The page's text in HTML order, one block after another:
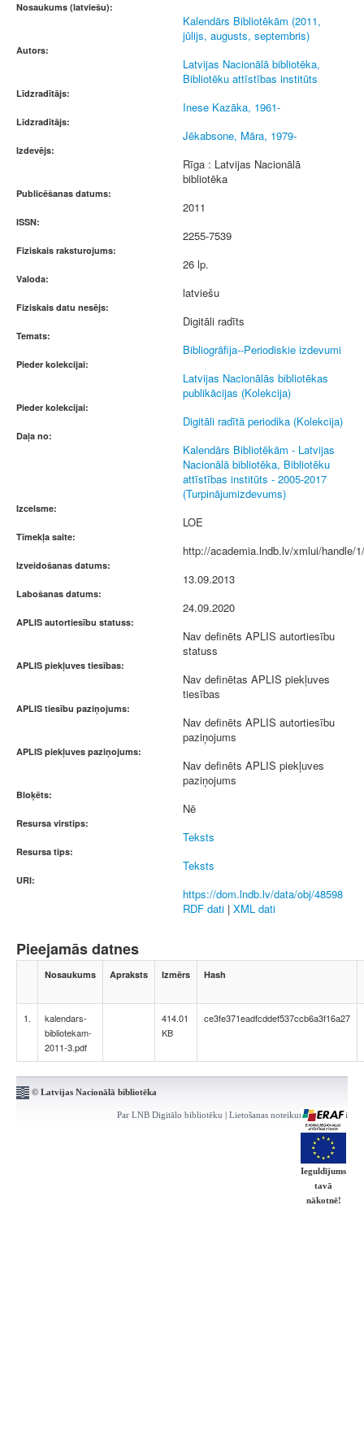
Nosaukums (latviešu):
Kalendārs Bibliotēkām (2011,
jūlijs, augusts, septembris)
Autors:
Latvijas Nacionālā bibliotēka,
Bibliotēku attīstības institūts
Līdzradītājs:
Inese Kazāka, 1961-
Līdzradītājs:
Jēkabsone, Māra, 1979-
Izdevējs:
Rīga : Latvijas Nacionālā
bibliotēka
Publicēšanas datums:
2011
ISSN:
2255-7539
Fiziskais raksturojums:
26 lp.
Valoda:
latviešu
Fiziskais datu nesējs:
Digitāli radīts
Temats:
Bibliogrāfija--Periodiskie izdevumi
Pieder kolekcijai:
Latvijas Nacionālās bibliotēkas
publikācijas (Kolekcija)
Pieder kolekcijai:
Digitāli radītā periodika (Kolekcija)
Daļa no:
Kalendārs Bibliotēkām - Latvijas
Nacionālā bibliotēka, Bibliotēku
attīstības institūts - 2005-2017
(Turpinājumizdevums)
Izcelsme:
LOE
Tīmekļa saite:
http://academia.lndb.lv/xmlui/handle/
Izveidošanas datums:
13.09.2013
Labošanas datums:
24.09.2020
APLIS autortiesību statuss:
Nav definēts APLIS autortiesību
statuss
APLIS piekļuves tiesības:
Nav definētas APLIS piekļuves
tiesības
APLIS tiesību paziņojums:
Nav definēts APLIS autortiesību
paziņojums
APLIS piekļuves paziņojums:
Nav definēts APLIS piekļuves
paziņojums
Bloķēts:
Nē
Resursa virstips:
Teksts
Resursa tips:
Teksts
URI:
https://dom.lndb.lv/data/obj/48598
RDF dati | XML dati
Pieejamās datnes
Nosaukums Apraksts Izmērs Hash
1.
kalendars-
bibliotekam-
2011-3.pdf
414.01
KB
ce3fe371eadfcddef537ccb6a3f16a27
© Latvijas Nacionālā bibliotēka
Par LNB Digitālo bibliotēku | Lietošanas noteikumi | Kontakti
Ieguldījums
tavā
nākotnē!